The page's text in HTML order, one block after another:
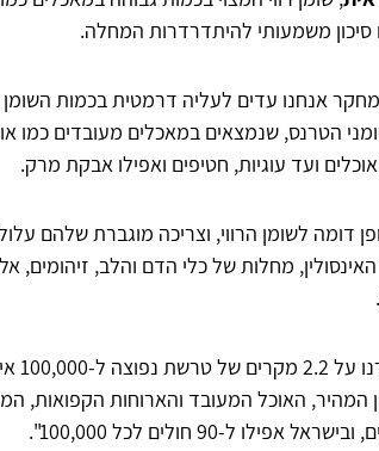
סיכון משמעותי להיתדרדרות המחלה.
אנחנו עדים לעליה דרמטית בכמות השומן
הטרנס, שנמצאים במאכלים מעובדים כמו
ועד עוגיות, חטיפים ואפילו אבקת מרק.
דומה לשומן הרווי, וצריכה מוגברת שלהם
מחלות של כלי הדם והלב, זיהומים,
אם